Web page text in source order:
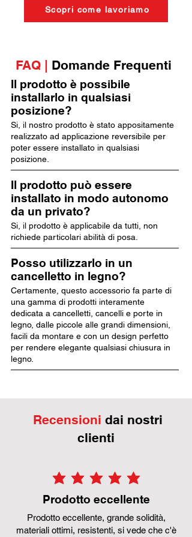
Scopri come lavoriamo
FAQ | Domande Frequenti
Il prodotto è possibile
installarlo in qualsiasi
posizione?
Si, il nostro prodotto è stato appositamente
realizzato ad applicazione reversibile per
poter essere installato in qualsiasi
posizione.
Il prodotto può essere
installato in modo autonomo
da un privato?
Si, il prodotto è applicabile da tutti, non
richiede particolari abilità di posa.
Posso utilizzarlo in un
cancelletto in legno?
Certamente, questo accessorio fa parte di
una gamma di prodotti interamente
dedicata a cancelletti, cancelli e porte in
legno, dalle piccole alle grandi dimensioni,
facili da montare e con un design perfetto
per rendere elegante qualsiasi chiusura in
legno.
Recensioni dai nostri
clienti
la valutazione media è 5 su
Prodotto eccellente
Prodotto eccellente, grande solidità,
materiali ottimi, resistenti, si vede che c'è